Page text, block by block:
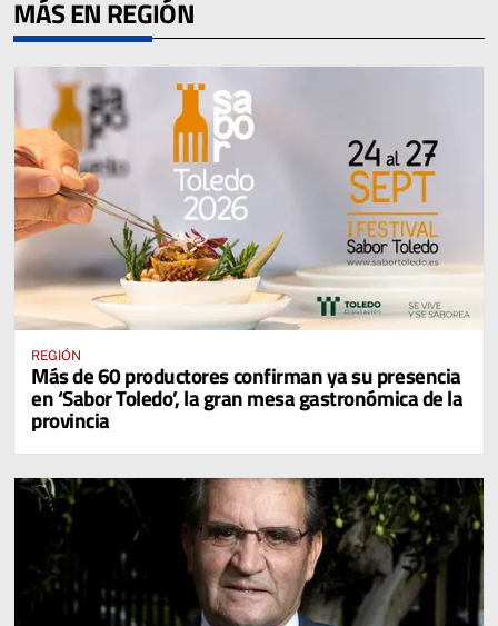
MÁS EN REGIÓN
REGIÓN
Más de 60 productores confirman ya su presencia
en ‘Sabor Toledo’, la gran mesa gastronómica de la
provincia